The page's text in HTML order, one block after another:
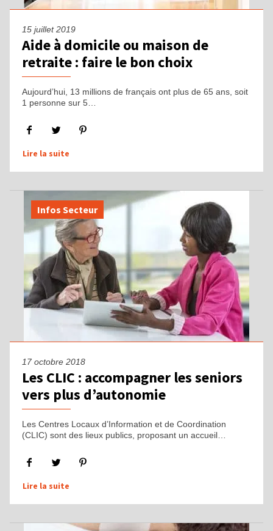
15 juillet 2019
Aide à domicile ou maison de
retraite : faire le bon choix
Aujourd’hui, 13 millions de français ont plus de 65 ans, soit
1 personne sur 5…
Lire la suite
Infos Secteur
17 octobre 2018
Les CLIC : accompagner les seniors
vers plus d’autonomie
Les Centres Locaux d’Information et de Coordination
(CLIC) sont des lieux publics, proposant un accueil…
Lire la suite